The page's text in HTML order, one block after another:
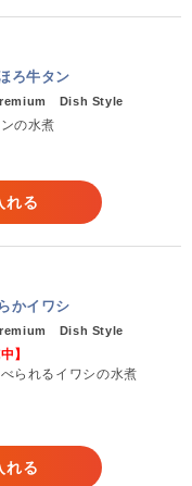
ろ牛タン
Dish Style
の水煮
れる
かイワシ
Dish Style
】
られるイワシの水煮
れる